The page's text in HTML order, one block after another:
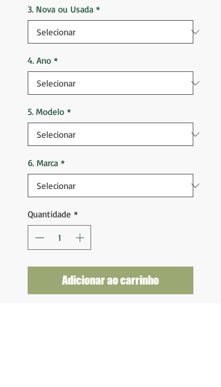
3. Nova ou Usada *
4. Ano *
5. Modelo *
6. Marca *
Quantidade *
Adicionar ao carrinho